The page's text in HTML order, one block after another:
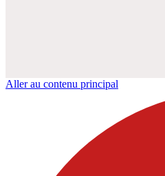
Aller au contenu principal